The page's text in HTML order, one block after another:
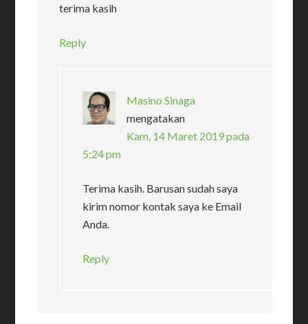
terima kasih
Reply
Masino Sinaga
mengatakan
Kam, 14 Maret 2019 pada
5:24 pm
Terima kasih. Barusan sudah saya
kirim nomor kontak saya ke Email
Anda.
Reply